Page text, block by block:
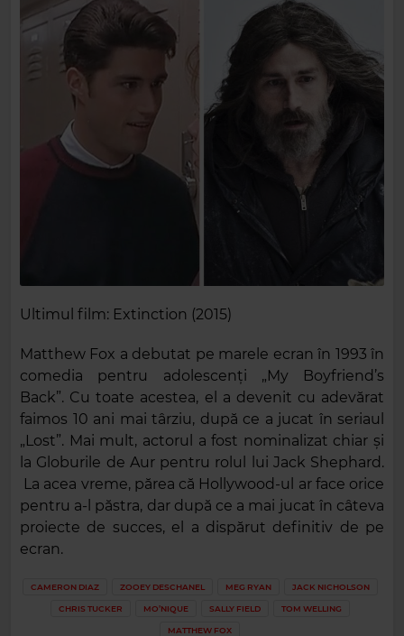
Ultimul film: Extinction (2015)
Matthew Fox a debutat pe marele ecran în 1993 în
comedia pentru adolescenți „My Boyfriend’s
Back”. Cu toate acestea, el a devenit cu adevărat
faimos 10 ani mai târziu, după ce a jucat în seriaul
„Lost”. Mai mult, actorul a fost nominalizat chiar și
la Globurile de Aur pentru rolul lui Jack Shephard.
La acea vreme, părea că Hollywood-ul ar face orice
pentru a-l păstra, dar după ce a mai jucat în câteva
proiecte de succes, el a dispărut definitiv de pe
ecran.
CAMERON DIAZ ZOOEY DESCHANEL MEG RYAN JACK NICHOLSON
CHRIS TUCKER MO’NIQUE SALLY FIELD TOM WELLING
MATTHEW FOX